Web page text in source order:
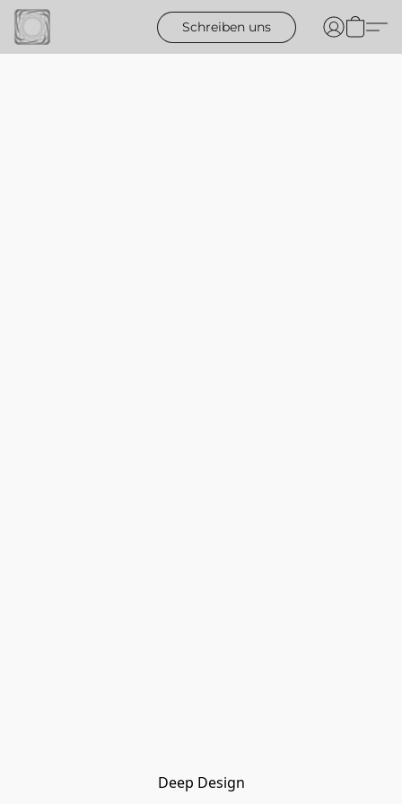
Schreiben uns
Deep Design